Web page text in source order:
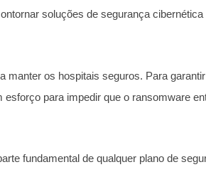
soluções de segurança
manter os hospitais seguros. Para
esforço para impedir que o ransomware
fundamental de qualquer plano de